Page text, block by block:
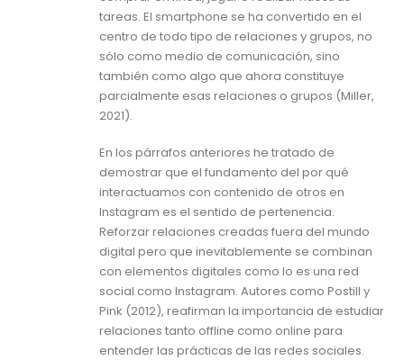
tareas. El smartphone se ha convertido en el
centro de todo tipo de relaciones y grupos, no
sólo como medio de comunicación, sino
también como algo que ahora constituye
parcialmente esas relaciones o grupos (Miller,
2021).
En los párrafos anteriores he tratado de
demostrar que el fundamento del por qué
interactuamos con contenido de otros en
Instagram es el sentido de pertenencia.
Reforzar relaciones creadas fuera del mundo
digital pero que inevitablemente se combinan
con elementos digitales como lo es una red
social como Instagram. Autores como Postill y
Pink (2012), reafirman la importancia de estudiar
relaciones tanto offline como online para
entender las prácticas de las redes sociales.